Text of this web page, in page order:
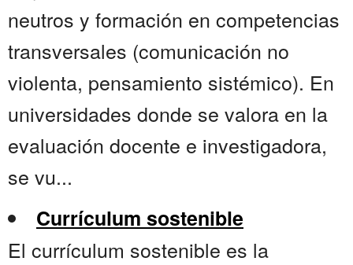
neutros y formación en competencias
transversales (comunicación no
violenta, pensamiento sistémico). En
universidades donde se valora en la
evaluación docente e investigadora,
se vu...
Currículum sostenible
El currículum sostenible es la